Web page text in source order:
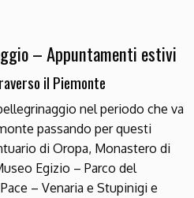
– Appuntamenti estivi
il Piemonte
nel periodo che va
passando per questi
di Oropa, Monastero di
Egizio – Parco del
– Venaria e Stupinigi e